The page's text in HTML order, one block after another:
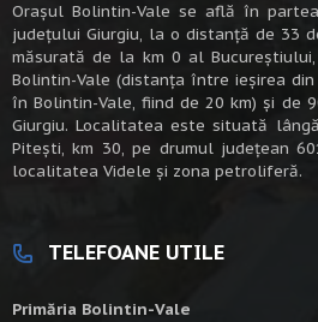
Oraşul Bolintin-Vale se află în
judeţului Giurgiu, la o distanţă de 33
măsurată de la km 0 al
Bolintin-Vale (distanța între ieșirea
în Bolintin-Vale, fiind de 20 km) şi de
Giurgiu. Localitatea este situată
Piteşti, km 30, pe drumul judeţean
localitatea Videle şi zona petroliferă.
TELEFOANE UTILE
Primăria Bolintin-Vale